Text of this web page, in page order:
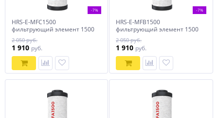
-7%
HRS-E-MFC1500
фильтрующий элемент 1500
л/мин; 0,01 микрон (для
магистрального фильтра
Harrison HRS-M
2 050 руб.
1 910 руб.
-7%
HRS-E-MFB1500
фильтрующий элемент 1500
л/мин; 1 микрон (для
магистрального фильтра
Harrison HRS-MFB1
2 050 руб.
1 910 руб.